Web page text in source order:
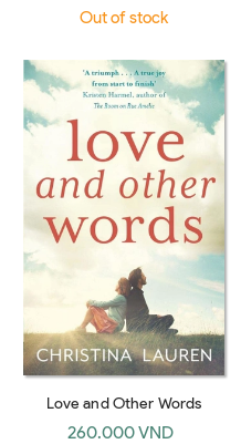
Out of stock
Love and Other Words
260.000 VND